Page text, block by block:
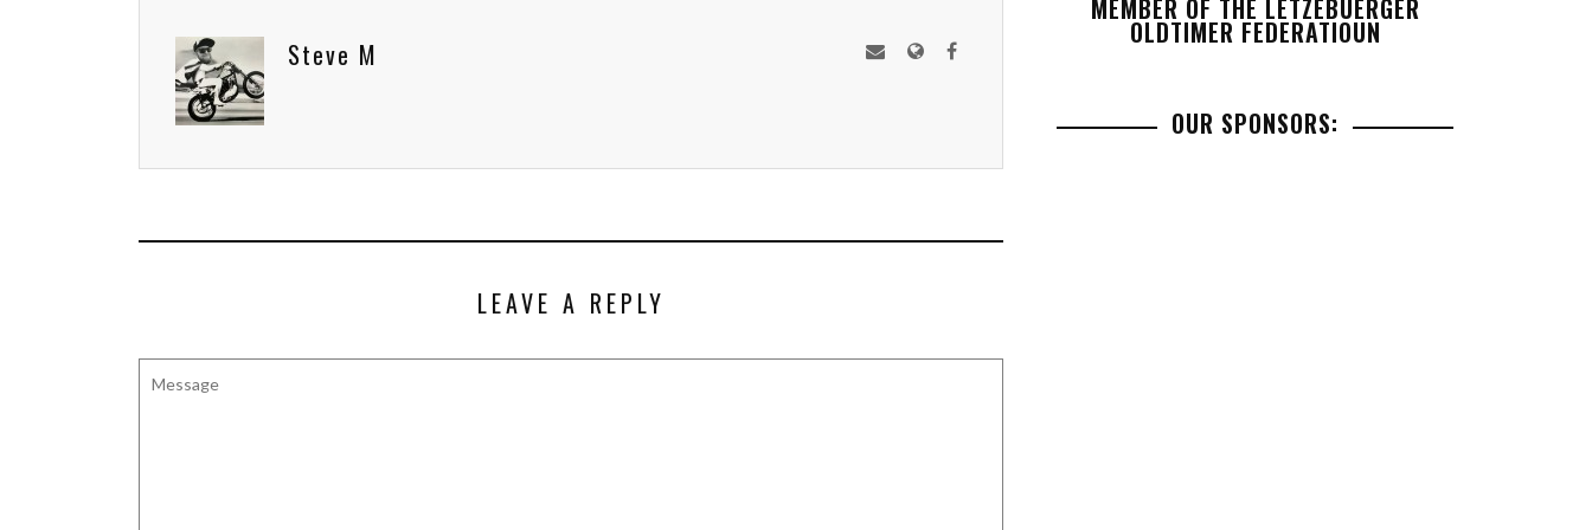
Steve M
LEAVE A REPLY
MEMBER OF THE LETZEBUERGER
OLDTIMER FEDERATIOUN
OUR SPONSORS: